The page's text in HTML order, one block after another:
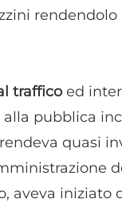
trafficoed
pubblica
quasi
aveva iniziato